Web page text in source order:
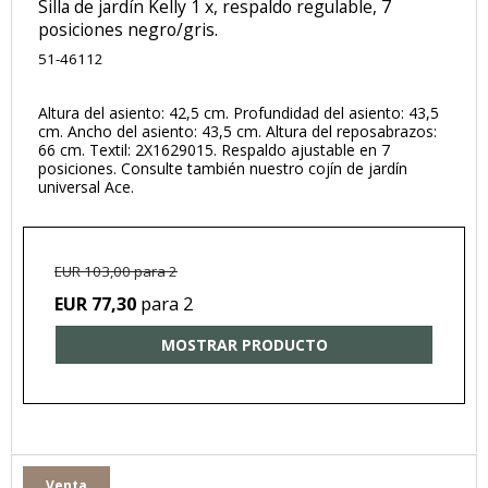
Silla de jardín Kelly 1 x, respaldo regulable, 7
posiciones negro/gris.
51-46112
Altura del asiento: 42,5 cm. Profundidad del asiento: 43,5
cm. Ancho del asiento: 43,5 cm. Altura del reposabrazos:
66 cm. Textil: 2X1629015. Respaldo ajustable en 7
posiciones. Consulte también nuestro cojín de jardín
universal Ace.
EUR 103,00 para 2
EUR 77,30 para 2
MOSTRAR PRODUCTO